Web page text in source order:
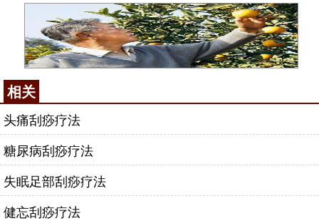
相关
头痛刮痧疗法
糖尿病刮痧疗法
失眠足部刮痧疗法
健忘刮痧疗法